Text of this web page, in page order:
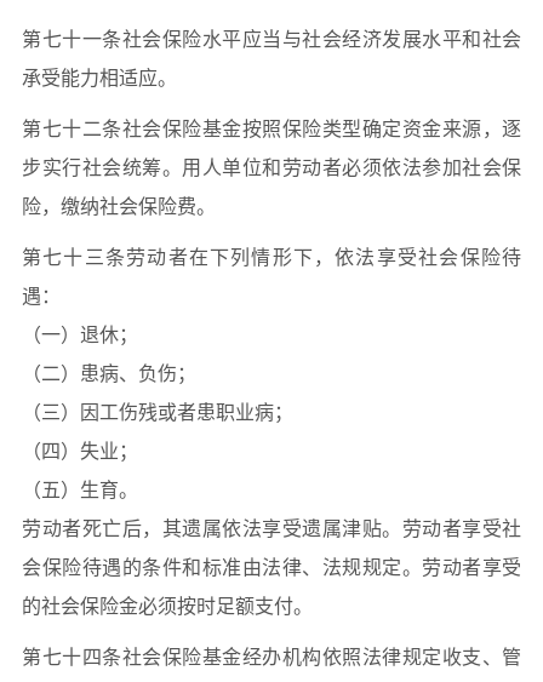
第七十一条社会保险水平应当与社会经济发展水平和社会
承受能力相适应。
第七十二条社会保险基金按照保险类型确定资金来源，逐
步实行社会统筹。用人单位和劳动者必须依法参加社会保
险，缴纳社会保险费。
第七十三条劳动者在下列情形下，依法享受社会保险待
遇：
（一）退休；
（二）患病、负伤；
（三）因工伤残或者患职业病；
（四）失业；
（五）生育。
劳动者死亡后，其遗属依法享受遗属津贴。劳动者享受社
会保险待遇的条件和标准由法律、法规规定。劳动者享受
的社会保险金必须按时足额支付。
第七十四条社会保险基金经办机构依照法律规定收支、管